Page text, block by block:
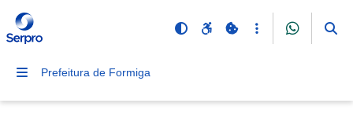
Prefeitura de Formiga